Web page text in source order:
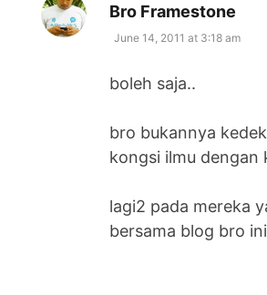
Bro Framestone
June 14, 2011 at 3:18 am
boleh saja..
bro bukannya
kongsi ilmu
lagi2 pada mereka
bersama blog bro ini